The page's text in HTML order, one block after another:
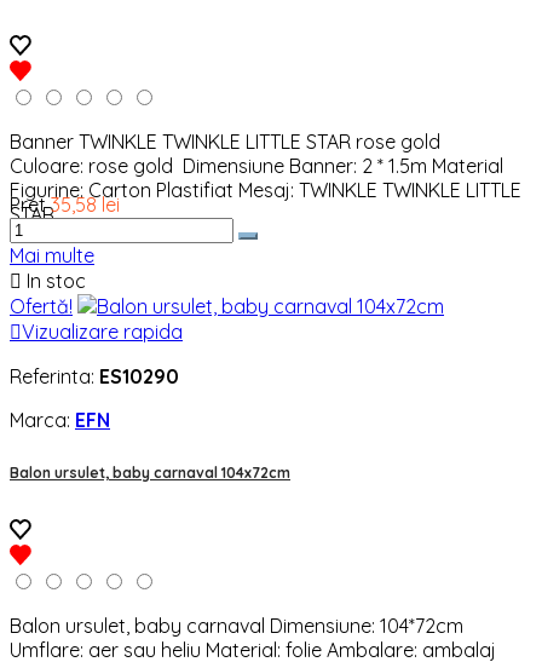
Banner TWINKLE TWINKLE LITTLE STAR rose gold
Culoare: rose gold Dimensiune Banner: 2 * 1.5m Material
Figurine: Carton Plastifiat Mesaj: TWINKLE TWINKLE LITTLE
STAR
Pret 35,58 lei
Mai multe
 In stoc
Ofertă!
Vizualizare rapida
Referinta: ES10290
Marca: EFN
Balon ursulet, baby carnaval 104x72cm
Balon ursulet, baby carnaval Dimensiune: 104*72cm
Umflare: aer sau heliu Material: folie Ambalare: ambalaj